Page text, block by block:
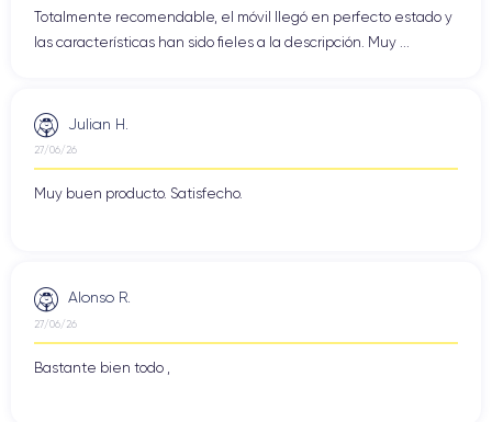
Totalmente recomendable, el móvil llegó en perfecto estado y
las características han sido fieles a la descripción. Muy ...
Julian H.
27/06/26
Muy buen producto. Satisfecho.
Alonso R.
27/06/26
Bastante bien todo ,